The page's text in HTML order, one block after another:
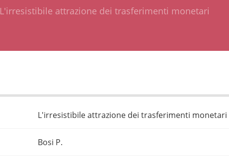
L'irresistibile attrazione dei trasferimenti monetari
L'irresistibile attrazione dei trasferimenti monetari
Bosi P.